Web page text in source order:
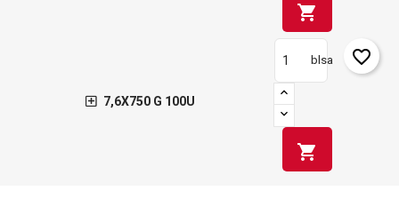
shopping_cart
7,6X750 G 100U
blsa
shopping_cart
favorite_border